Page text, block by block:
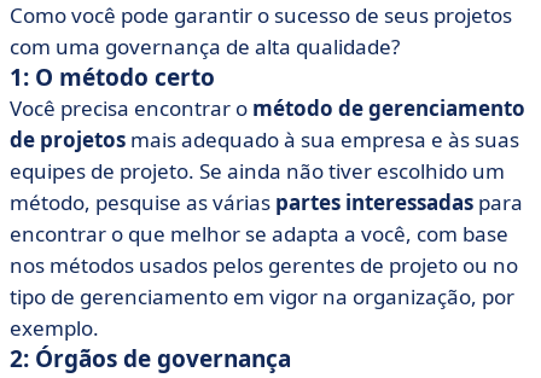
Como você pode garantir o sucesso de seus projetos
com uma governança de alta qualidade?
1: O método certo
Você precisa encontrar o método de gerenciamento
de projetos mais adequado à sua empresa e às suas
equipes de projeto. Se ainda não tiver escolhido um
método, pesquise as várias partes interessadas para
encontrar o que melhor se adapta a você, com base
nos métodos usados pelos gerentes de projeto ou no
tipo de gerenciamento em vigor na organização, por
exemplo.
2: Órgãos de governança